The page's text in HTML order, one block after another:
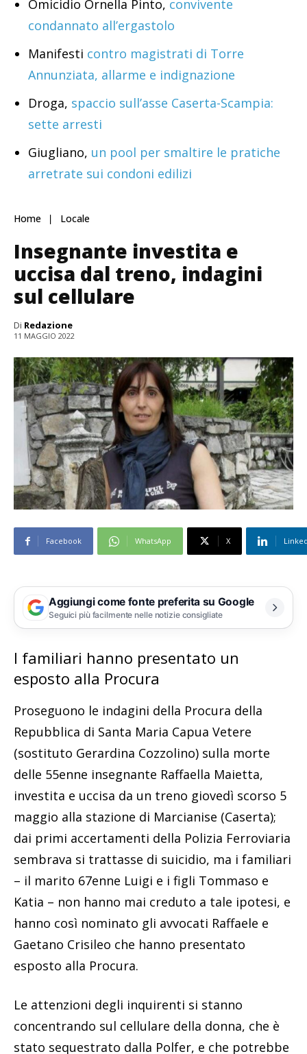
Omicidio Ornella Pinto, convivente
condannato all’ergastolo
Manifesti contro magistrati di Torre
Annunziata, allarme e indignazione
Droga, spaccio sull’asse Caserta-Scampia:
sette arresti
Giugliano, un pool per smaltire le pratiche
arretrate sui condoni edilizi
Home Locale
Insegnante investita e
uccisa dal treno, indagini
sul cellulare
Di Redazione
11 MAGGIO 2022
Facebook WhatsApp X
Aggiungi come fonte preferita su Google
Seguici più facilmente nelle notizie consigliate
I familiari hanno presentato un
esposto alla Procura
Proseguono le indagini della Procura della
Repubblica di Santa Maria Capua Vetere
(sostituto Gerardina Cozzolino) sulla morte
delle 55enne insegnante Raffaella Maietta,
investita e uccisa da un treno giovedì scorso 5
maggio alla stazione di Marcianise (Caserta);
dai primi accertamenti della Polizia Ferroviaria
sembrava si trattasse di suicidio, ma i familiari
– il marito 67enne Luigi e i figli Tommaso e
Katia – non hanno mai creduto a tale ipotesi, e
hanno così nominato gli avvocati Raffaele e
Gaetano Crisileo che hanno presentato
esposto alla Procura.
Le attenzioni degli inquirenti si stanno
concentrando sul cellulare della donna, che è
stato sequestrato dalla Polfer, e che potrebbe